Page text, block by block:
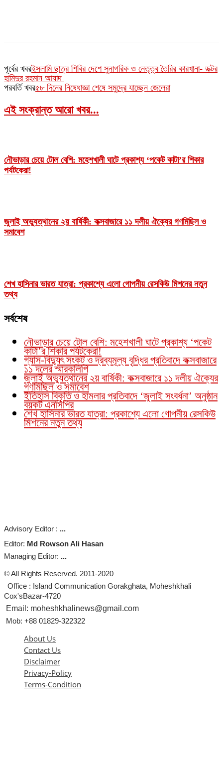
পূর্বের খবর‌ইসলামি ছাত্র শিবির দেশে সুনাগরিক ও নেতৃত্ব তৈরির কারখানা- ডক্টর
হামিদুর রহমান আযাদ
পরবর্তি খবর৫৮ দিনের নিষেধাজ্ঞা শেষে সমুদ্রে যাচ্ছেন জেলেরা
এই সংক্রান্ত আরো খবর...
নৌভাড়ার চেয়ে টোল বেশি: মহেশখালী ঘাটে প্রকাশ্য ‘পকেট কাটা’র শিকার
পর্যটকেরা!
জুলাই অভ্যুত্থানের ২য় বার্ষিকী: কক্সবাজারে ১১ দলীয় ঐক্যের গণমিছিল ও
সমাবেশ
শেখ হাসিনার ভারত যাত্রা: প্রকাশ্যে এলো গোপনীয় রেসকিউ মিশনের নতুন
তথ্য
সর্বশেষ
নৌভাড়ার চেয়ে টোল বেশি: মহেশখালী ঘাটে প্রকাশ্য ‘পকেট
কাটা’র শিকার পর্যটকেরা!
গ্যাস-বিদ্যুৎ সংকট ও দ্রব্যমূল্য বৃদ্ধির প্রতিবাদে কক্সবাজারে
১১ দলের স্মারকলিপি
জুলাই অভ্যুত্থানের ২য় বার্ষিকী: কক্সবাজারে ১১ দলীয় ঐক্যের
গণমিছিল ও সমাবেশ
ইতিহাস বিকৃতি ও হামলার প্রতিবাদে ‘জুলাই সংবর্ধনা’ অনুষ্ঠান
বয়কট এনসিপির
শেখ হাসিনার ভারত যাত্রা: প্রকাশ্যে এলো গোপনীয় রেসকিউ
মিশনের নতুন তথ্য
Advisory Editor : ...
Editor: Md Rowson Ali Hasan
Managing Editor: ...
© All Rights Reserved. 2011-2020
Office : Island Communication Gorakghata, Moheshkhali
Cox'sBazar-4720
Email: moheshkhalinews@gmail.com
Mob: +88 01829-322322
About Us
Contact Us
Disclaimer
Privacy-Policy
Terms-Condition